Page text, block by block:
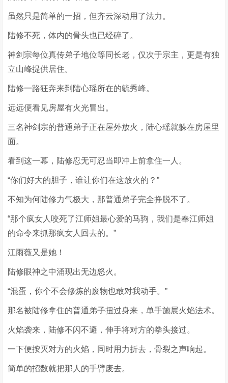
虽然只是简单的一招，但齐云深动用了法力。
陆修不死，体内的骨头也已经碎了。
神剑宗每位真传弟子地位等同长老，仅次于宗主，更是有独
立山峰提供居住。
陆修一路狂奔来到陆心瑶所在的毓秀峰。
远远便看见房屋有火光冒出。
三名神剑宗的普通弟子正在屋外放火，陆心瑶就躲在房屋里
面。
看到这一幕，陆修忍无可忍当即冲上前拿住一人。
“你们好大的胆子，谁让你们在这放火的？”
不知为何陆修力气极大，那普通弟子完全挣脱不了。
“那个疯女人咬死了江师姐最心爱的马驹，我们是奉江师姐
的命令来抓那疯女人回去的。”
江雨薇又是她！
陆修眼神之中涌现出无边怒火。
“混蛋，你个不会修炼的废物也敢对我动手。”
那名被陆修拿住的普通弟子扭过身来，单手施展火焰法术。
火焰袭来，陆修不闪不避，伸手将对方的拳头接过。
一下便按灭对方的火焰，同时用力折去，骨裂之声响起。
简单的招数就把那人的手臂废去。